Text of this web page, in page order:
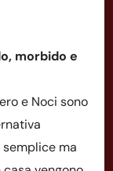
morbido e
e Noci sono
semplice ma